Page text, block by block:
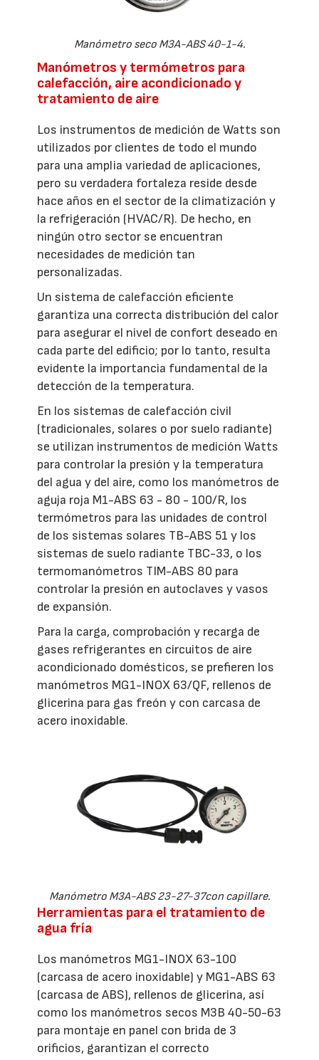
Manómetro seco M3A-ABS 40-1-4.
Manómetros y termómetros para
calefacción, aire acondicionado y
tratamiento de aire
Los instrumentos de medición de Watts son
utilizados por clientes de todo el mundo
para una amplia variedad de aplicaciones,
pero su verdadera fortaleza reside desde
hace años en el sector de la climatización y
la refrigeración (HVAC/R). De hecho, en
ningún otro sector se encuentran
necesidades de medición tan
personalizadas.
Un sistema de calefacción eficiente
garantiza una correcta distribución del calor
para asegurar el nivel de confort deseado en
cada parte del edificio; por lo tanto, resulta
evidente la importancia fundamental de la
detección de la temperatura.
En los sistemas de calefacción civil
(tradicionales, solares o por suelo radiante)
se utilizan instrumentos de medición Watts
para controlar la presión y la temperatura
del agua y del aire, como los manómetros de
aguja roja M1-ABS 63 - 80 - 100/R, los
termómetros para las unidades de control
de los sistemas solares TB-ABS 51 y los
sistemas de suelo radiante TBC-33, o los
termomanómetros TIM-ABS 80 para
controlar la presión en autoclaves y vasos
de expansión.
Para la carga, comprobación y recarga de
gases refrigerantes en circuitos de aire
acondicionado domésticos, se prefieren los
manómetros MG1-INOX 63/QF, rellenos de
glicerina para gas freón y con carcasa de
acero inoxidable.
Manómetro M3A-ABS 23-27-37con capillare.
Herramientas para el tratamiento de
agua fría
Los manómetros MG1-INOX 63-100
(carcasa de acero inoxidable) y MG1-ABS 63
(carcasa de ABS), rellenos de glicerina, así
como los manómetros secos M3B 40-50-63
para montaje en panel con brida de 3
orificios, garantizan el correcto